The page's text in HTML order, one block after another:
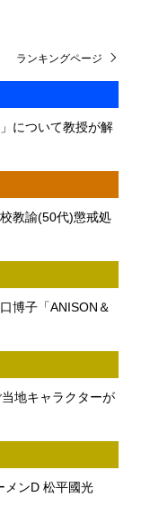
について教授が解
教諭(50代)懲戒処
博子「ANISON＆
地キャラクターが
ンD 松平國光
ランキングページ